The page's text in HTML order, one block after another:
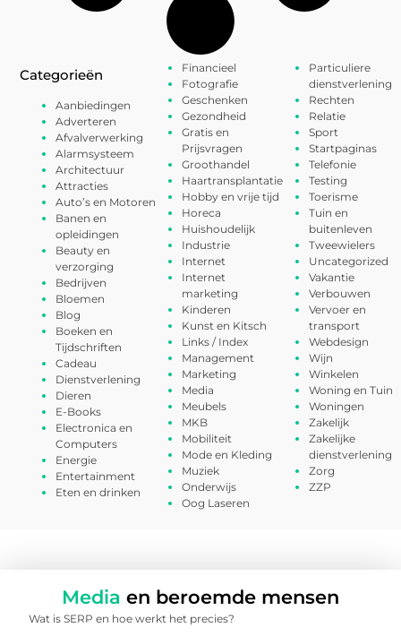
Categorieën
Aanbiedingen
Adverteren
Afvalverwerking
Alarmsysteem
Architectuur
Attracties
Auto’s en Motoren
Banen en
opleidingen
Beauty en
verzorging
Bedrijven
Bloemen
Blog
Boeken en
Tijdschriften
Cadeau
Dienstverlening
Dieren
E-Books
Electronica en
Computers
Energie
Entertainment
Eten en drinken
Financieel
Fotografie
Geschenken
Gezondheid
Gratis en
Prijsvragen
Groothandel
Haartransplantatie
Hobby en vrije tijd
Horeca
Huishoudelijk
Industrie
Internet
Internet
marketing
Kinderen
Kunst en Kitsch
Links / Index
Management
Marketing
Media
Meubels
MKB
Mobiliteit
Mode en Kleding
Muziek
Onderwijs
Oog Laseren
Particuliere
dienstverlening
Rechten
Relatie
Sport
Startpaginas
Telefonie
Testing
Toerisme
Tuin en
buitenleven
Tweewielers
Uncategorized
Vakantie
Verbouwen
Vervoer en
transport
Webdesign
Wijn
Winkelen
Woning en Tuin
Woningen
Zakelijk
Zakelijke
dienstverlening
Zorg
ZZP
Media en beroemde mensen
Wat is SERP en hoe werkt het precies?